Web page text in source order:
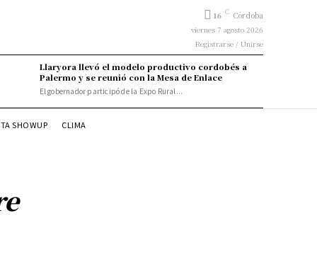
16 C Córdoba
viernes 7 agosto 2026
Registrarse / Unirse
Llaryora llevó el modelo productivo cordobés a
Palermo y se reunió con la Mesa de Enlace
El gobernador participó de la Expo Rural...
SHOWUP CLIMA